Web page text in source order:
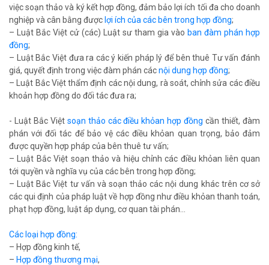
việc soạn thảo và ký kết hợp đồng, đảm bảo lợi ích tối đa cho doanh
nghiệp và cân bằng được lợi ích của các bên trong hợp đồng;
– Luật Bắc Việt cử (các) Luật sư tham gia vào ban đàm phán hợp
đồng;
– Luật Bắc Việt đưa ra các ý kiến pháp lý để bên thuê Tư vấn đánh
giá, quyết định trong việc đàm phán cácnội dung hợp đồng;
– Luật Bắc Việt thẩm định các nội dung, rà soát, chỉnh sửa các điều
khoản hợp đồng do đối tác đưa ra;
- Luật Bắc Việtsoạn thảo các điều khỏan hợp đồng cần thiết, đàm
phán với đối tác để bảo vệ các điều khỏan quan trọng, bảo đảm
được quyền hợp pháp của bên thuê tư vấn;
– Luật Bắc Việt soạn thảo và hiệu chỉnh các điều khỏan liên quan
tới quyền và nghĩa vụ của các bên trong hợp đồng;
– Luật Bắc Việt tư vấn và soạn thảo các nội dung khác trên cơ sở
các qui định của pháp luật về hợp đồng như điều khỏan thanh toán,
phạt hợp đồng, luật áp dụng, cơ quan tài phán…
Các loại hợp đồng:
– Hợp đồng kinh tế,
– Hợp đồng thương mại,